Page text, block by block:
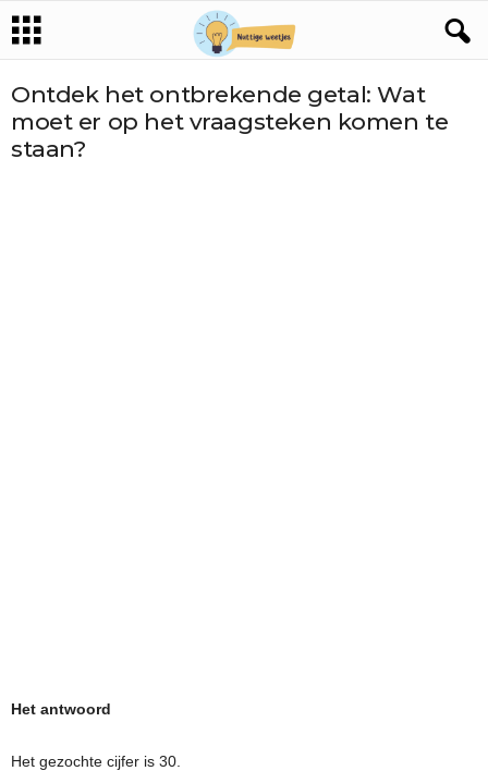
Ontdek het ontbrekende getal: Wat
moet er op het vraagsteken komen te
staan?
Het antwoord
Het gezochte cijfer is 30.